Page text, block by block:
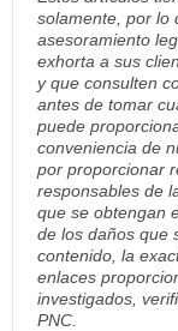
solamente, por lo
asesoramiento
exhorta a sus
y que consulten
antes de tomar
puede
conveniencia de
por proporcionar
responsables de
que se obtengan
de los daños que
contenido, la
enlaces
investigados,
PNC.